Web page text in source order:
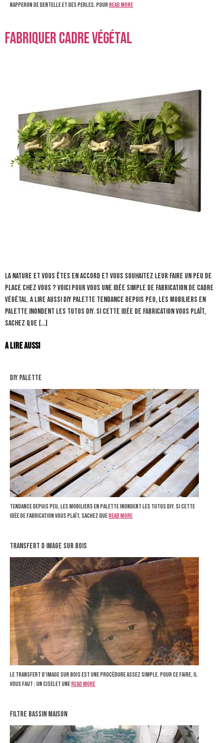
napperon de dentelle et des perles. PourRead more
fabriquer cadre végétal
La nature et vous êtes en accord et vous souhaitez leur faire un peu de
place chez vous ? Voici pour vous une idée simple de fabrication de cadre
végétal. A lire aussi diy palette Tendance depuis peu, les mobiliers en
palette inondent les tutos DIY. Si cette idée de fabrication vous plaît,
sachez que […]
A lire aussi
diy palette
Tendance depuis peu, les mobiliers en palette inondent les tutos DIY. Si cette
idée de fabrication vous plaît, sachez queRead more
transfert d image sur bois
Le transfert d’image sur bois est une procédure assez simple. Pour ce faire, il
vous faut : Un ciselet UneRead more
filtre bassin maison